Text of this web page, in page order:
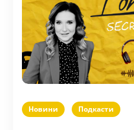
Новини Подкасти